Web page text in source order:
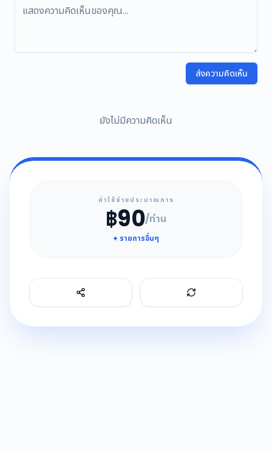
ส่งความคิดเห็น
ยังไม่มีความคิดเห็น
ค่าใช้จ่ายประมาณการ
฿90/ท่าน
+ รายการอื่นๆ
Refresh